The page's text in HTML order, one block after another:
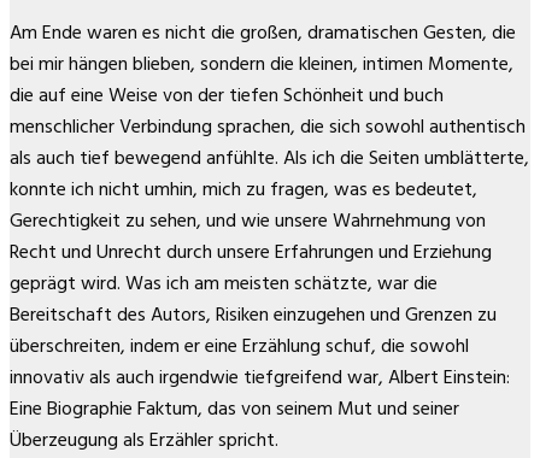
Am Ende waren es nicht die großen, dramatischen Gesten, die
bei mir hängen blieben, sondern die kleinen, intimen Momente,
die auf eine Weise von der tiefen Schönheit und buch
menschlicher Verbindung sprachen, die sich sowohl authentisch
als auch tief bewegend anfühlte. Als ich die Seiten umblätterte,
konnte ich nicht umhin, mich zu fragen, was es bedeutet,
Gerechtigkeit zu sehen, und wie unsere Wahrnehmung von
Recht und Unrecht durch unsere Erfahrungen und Erziehung
geprägt wird. Was ich am meisten schätzte, war die
Bereitschaft des Autors, Risiken einzugehen und Grenzen zu
überschreiten, indem er eine Erzählung schuf, die sowohl
innovativ als auch irgendwie tiefgreifend war, Albert Einstein:
Eine Biographie Faktum, das von seinem Mut und seiner
Überzeugung als Erzähler spricht.